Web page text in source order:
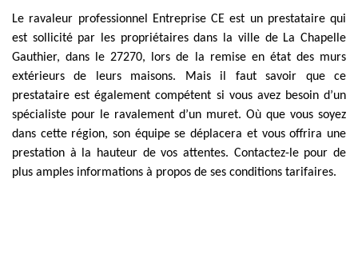
Le ravaleur professionnel Entreprise CE est un prestataire qui
est sollicité par les propriétaires dans la ville de La Chapelle
Gauthier, dans le 27270, lors de la remise en état des murs
extérieurs de leurs maisons. Mais il faut savoir que ce
prestataire est également compétent si vous avez besoin d’un
spécialiste pour le ravalement d’un muret. Où que vous soyez
dans cette région, son équipe se déplacera et vous offrira une
prestation à la hauteur de vos attentes. Contactez-le pour de
plus amples informations à propos de ses conditions tarifaires.